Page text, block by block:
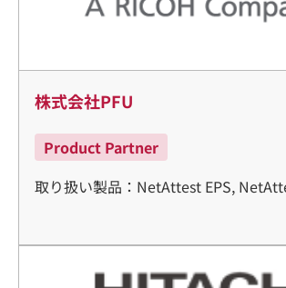
株式会社PFU
Product Partner
取り扱い製品：NetAttest EPS,